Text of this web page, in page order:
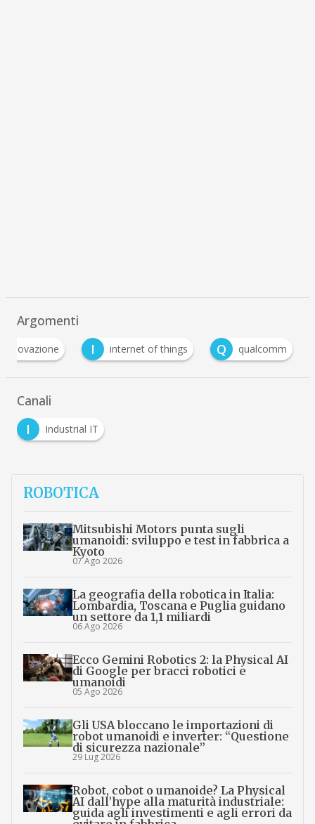
Argomenti
innovazione I internet of things Q qualcomm
Canali
I
Industrial IT
ROBOTICA
Mitsubishi Motors punta sugli
umanoidi: sviluppo e test in fabbrica a
Kyoto
07 Ago 2026
La geografia della robotica in Italia:
Lombardia, Toscana e Puglia guidano
un settore da 1,1 miliardi
06 Ago 2026
Ecco Gemini Robotics 2: la Physical AI
di Google per bracci robotici e
umanoidi
05 Ago 2026
Gli USA bloccano le importazioni di
robot umanoidi e inverter: “Questione
di sicurezza nazionale”
29 Lug 2026
Robot, cobot o umanoide? La Physical
AI dall’hype alla maturità industriale:
guida agli investimenti e agli errori da